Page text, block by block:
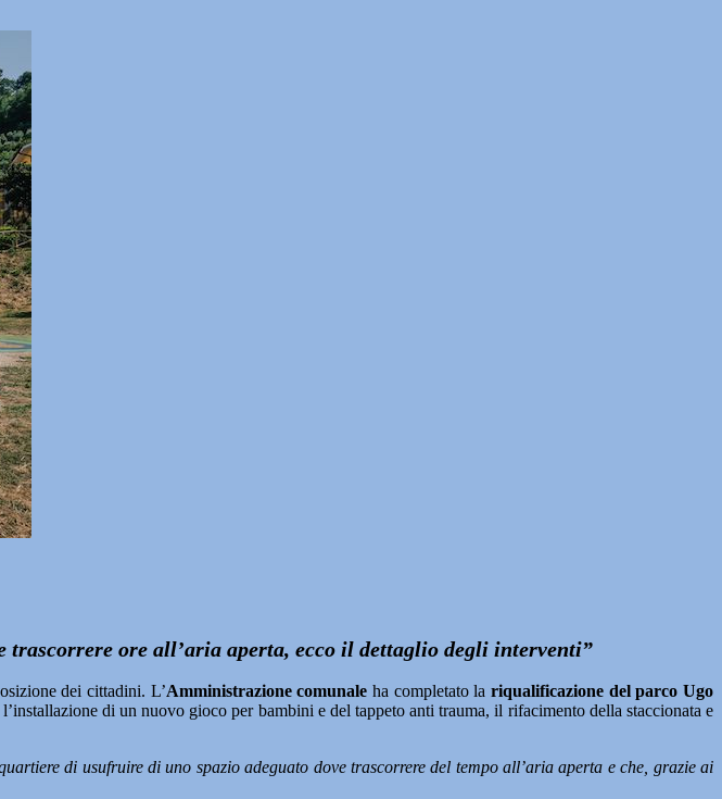
trascorrere ore all’aria aperta, ecco il dettaglio degli interventi”
dei cittadini. L’Amministrazione comunale ha completato lariqualificazione del parco Ugo
di un nuovo gioco per bambini e del tappeto anti trauma, il rifacimento della staccionata e
di usufruire di uno spazio adeguato dove trascorrere del tempo all’aria aperta e che, grazie ai